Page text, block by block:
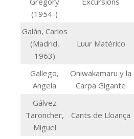
(1954-)
Galán, Carlos
(Madrid,
1963)
Luur Matérico
Gallego,
Angela
Oniwakamaru y la
Carpa Gigante
Gálvez
Taroncher,
Miguel
Cants de Lloança